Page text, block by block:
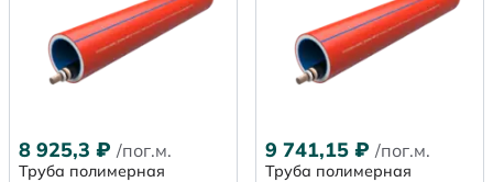
8 925,3 ₽ /пог.м.
Труба полимерная
9 741,15 ₽ /пог.м.
Труба полимерная